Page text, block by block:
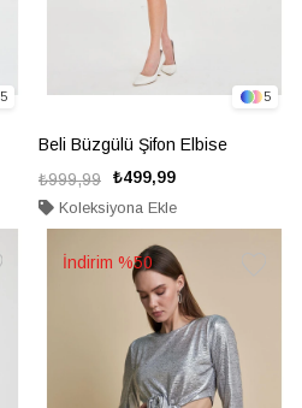
5 5
Beli Büzgülü Şifon Elbise
₺499,99
₺999,99
Koleksiyona Ekle
%50